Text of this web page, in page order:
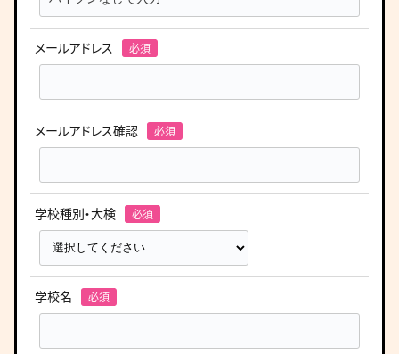
メールアドレス
メールアドレス確認
学校種別・大検
学校名